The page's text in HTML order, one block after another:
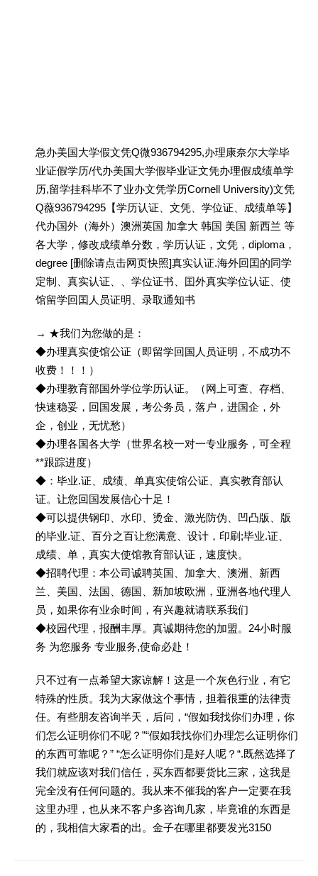
急办美国大学假文凭Q微936794295,办理康奈尔大学毕
业证假学历/代办美国大学假毕业证文凭办理假成绩单学
历,留学挂科毕不了业办文凭学历Cornell University)文凭
Q薇936794295【学历认证、文凭、学位证、成绩单等】
代办国外（海外）澳洲英国 加拿大 韩国 美国 新西兰 等
各大学，修改成绩单分数，学历认证，文凭，diploma，
degree [删除请点击网页快照]真实认证.海外回囯的同学
定制、真实认证、、学位证书、囯外真实学位认证、使
馆留学回囯人员证明、录取通知书
→ ★我们为您做的是：
◆办理真实使馆公证（即留学回国人员证明，不成功不
收费！！！）
◆办理教育部国外学位学历认证。（网上可查、存档、
快速稳妥，回国发展，考公务员，落户，进国企，外
企，创业，无忧愁）
◆办理各国各大学（世界名校一对一专业服务，可全程
**跟踪进度）
◆：毕业.证、成绩、单真实使馆公证、真实教育部认
证。让您回国发展信心十足！
◆可以提供钢印、水印、烫金、激光防伪、凹凸版、版
的毕业.证、百分之百让您满意、设计，印刷;毕业.证、
成绩、单，真实大使馆教育部认证，速度快。
◆招聘代理：本公司诚聘英国、加拿大、澳洲、新西
兰、美国、法国、德国、新加坡欧洲，亚洲各地代理人
员，如果你有业余时间，有兴趣就请联系我们
◆校园代理，报酬丰厚。真诚期待您的加盟。24小时服
务 为您服务 专业服务,使命必赴！
只不过有一点希望大家谅解！这是一个灰色行业，有它
特殊的性质。我为大家做这个事情，担着很重的法律责
任。有些朋友咨询半天，后问，“假如我找你们办理，你
们怎么证明你们不呢？”“假如我找你们办理怎么证明你们
的东西可靠呢？” “怎么证明你们是好人呢？“.既然选择了
我们就应该对我们信任，买东西都要货比三家，这我是
完全没有任何问题的。我从来不催我的客户一定要在我
这里办理，也从来不客户多咨询几家，毕竟谁的东西是
的，我相信大家看的出。金子在哪里都要发光3150